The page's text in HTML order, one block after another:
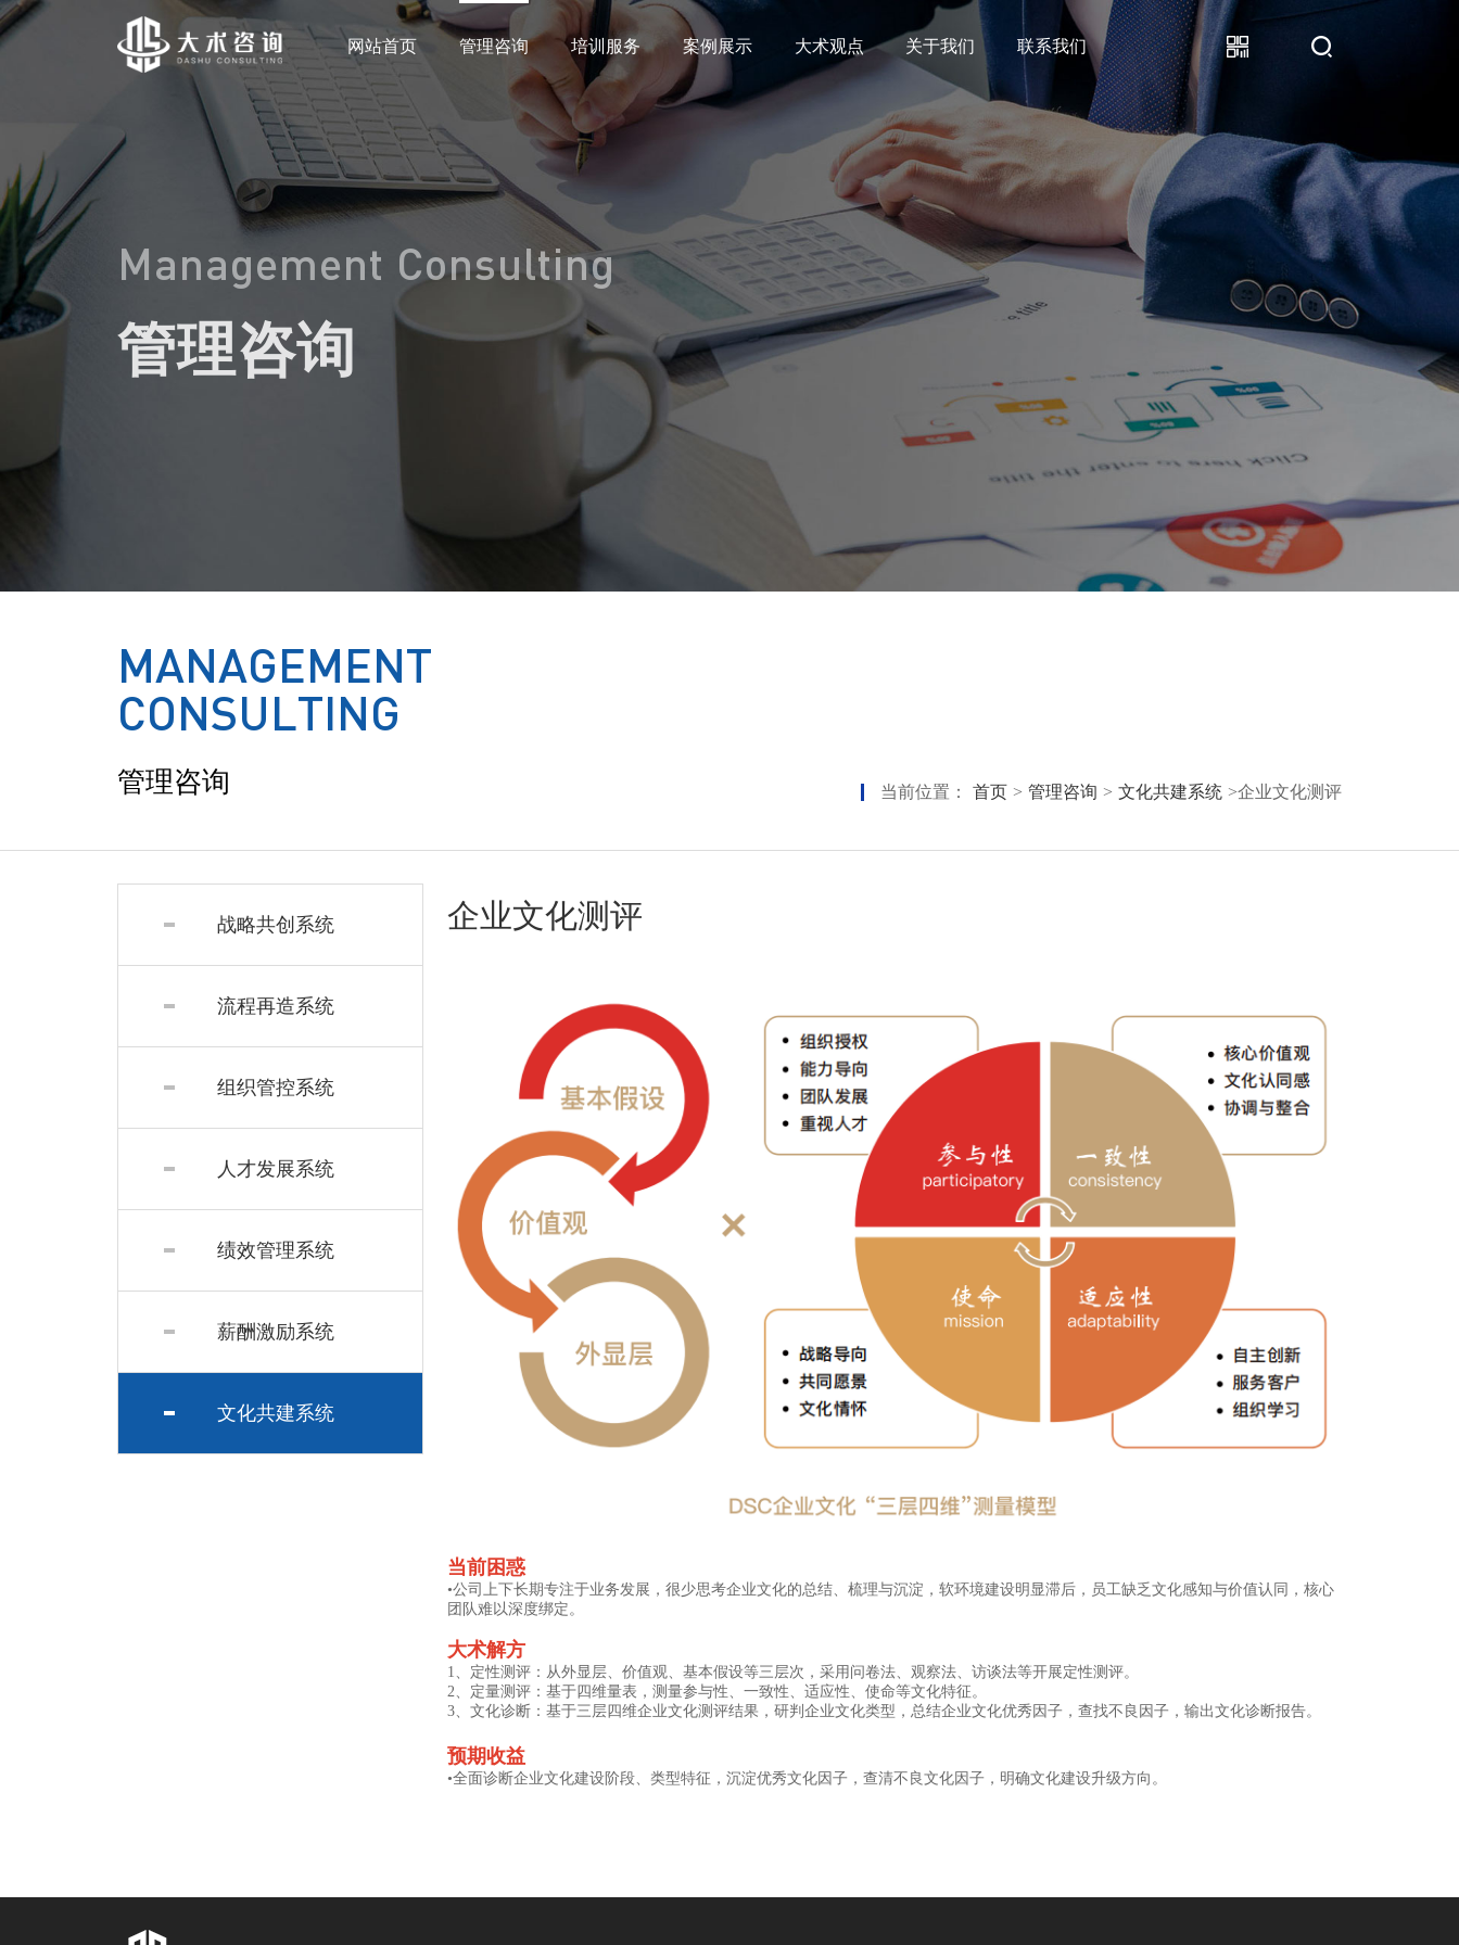
网站首页 管理咨询 培训服务 案例展示 大术观点 关于我们 联系我们
Management Consulting
管理咨询
MANAGEMENT
CONSULTING
管理咨询 当前位置： 首页 > 管理咨询 > 文化共建系统 >企业文化测评
战略共创系统
流程再造系统
组织管控系统
人才发展系统
绩效管理系统
薪酬激励系统
文化共建系统
企业文化测评
当前困惑
•公司上下长期专注于业务发展，很少思考企业文化的总结、梳理与沉淀，软环境建设明显滞后，员工缺乏文化感知与价值认同，核心
团队难以深度绑定。
大术解方
1、定性测评：从外显层、价值观、基本假设等三层次，采用问卷法、观察法、访谈法等开展定性测评。
2、定量测评：基于四维量表，测量参与性、一致性、适应性、使命等文化特征。
3、文化诊断：基于三层四维企业文化测评结果，研判企业文化类型，总结企业文化优秀因子，查找不良因子，输出文化诊断报告。
预期收益
•全面诊断企业文化建设阶段、类型特征，沉淀优秀文化因子，查清不良文化因子，明确文化建设升级方向。